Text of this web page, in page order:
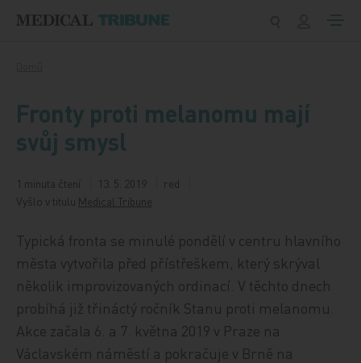
Fronty proti melanomu mají
svůj smysl
1 minuta čtení 13. 5. 2019
red
Vyšlo v titulu Medical Tribune
Typická fronta se minulé pondělí v centru hlavního
města vytvořila před přístřeškem, který skrýval
několik improvizovaných ordinací. V těchto dnech
probíhá již třináctý ročník Stanu proti melanomu.
Akce začala 6. a 7. května 2019 v Praze na
Václavském náměstí a pokračuje v Brně na